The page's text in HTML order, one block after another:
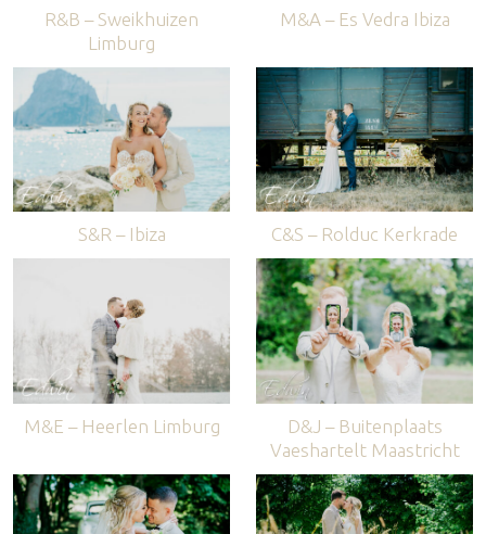
R&B – Sweikhuizen
Limburg
M&A – Es Vedra Ibiza
S&R – Ibiza C&S – Rolduc Kerkrade
M&E – Heerlen Limburg
D&J – Buitenplaats
Vaeshartelt Maastricht